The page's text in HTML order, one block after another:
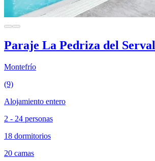
Paraje La Pedriza del Serval
Montefrío
(9)
Alojamiento entero
2 - 24 personas
18 dormitorios
20 camas